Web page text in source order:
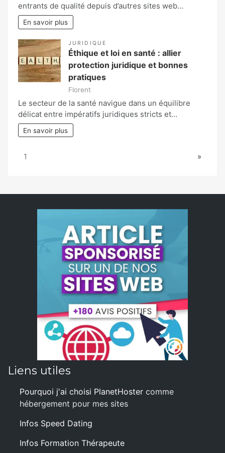
entrants de qualité depuis d’autres sites web…
En savoir plus
JURIDIQUE
Éthique et loi en santé : allier
protection juridique et bonnes
pratiques
Florent
Le secteur de la santé navigue dans un équilibre
délicat entre impératifs juridiques stricts et…
En savoir plus
Page:
1 Next
»
Liens utiles
Pourquoi j'ai choisi PlanetHoster comme
hébergement pour mes sites
Infos Speed Dating
Infos Formation Thérapeute